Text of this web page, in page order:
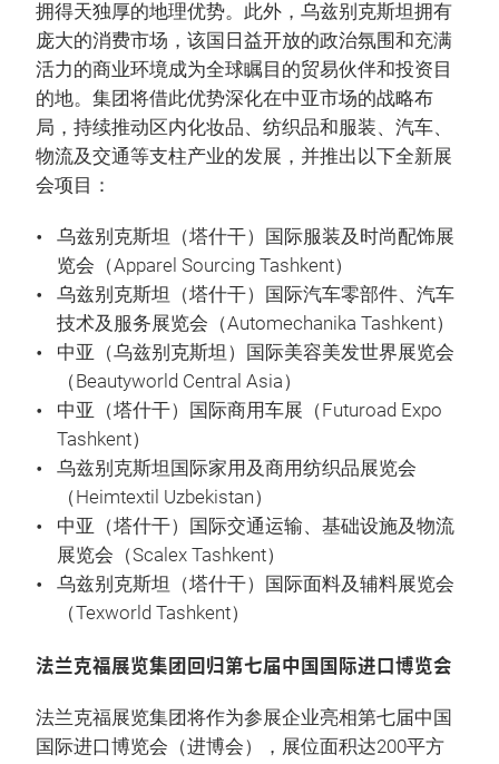
拥得天独厚的地理优势。此外，乌兹别克斯坦拥有
庞大的消费市场，该国日益开放的政治氛围和充满
活力的商业环境成为全球瞩目的贸易伙伴和投资目
的地。集团将借此优势深化在中亚市场的战略布
局，持续推动区内化妆品、纺织品和服装、汽车、
物流及交通等支柱产业的发展，并推出以下全新展
会项目：
乌兹别克斯坦（塔什干）国际服装及时尚配饰展
览会（Apparel Sourcing Tashkent）
乌兹别克斯坦（塔什干）国际汽车零部件、汽车
技术及服务展览会（Automechanika Tashkent）
中亚（乌兹别克斯坦）国际美容美发世界展览会
（Beautyworld Central Asia）
中亚（塔什干）国际商用车展（Futuroad Expo
Tashkent）
乌兹别克斯坦国际家用及商用纺织品展览会
（Heimtextil Uzbekistan）
中亚（塔什干）国际交通运输、基础设施及物流
展览会（Scalex Tashkent）
乌兹别克斯坦（塔什干）国际面料及辅料展览会
（Texworld Tashkent）
法兰克福展览集团回归第七届中国国际进口博览会
法兰克福展览集团将作为参展企业亮相第七届中国
国际进口博览会（进博会），展位面积达200平方